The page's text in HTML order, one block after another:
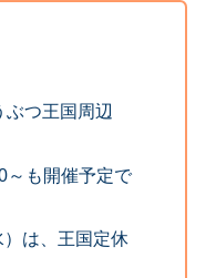
つ王国周辺
～も開催予定で
は、王国定休